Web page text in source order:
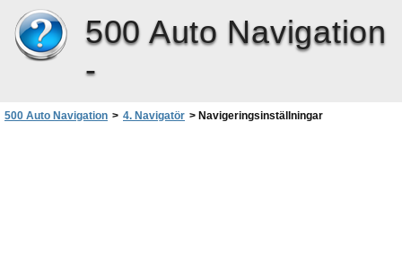
500 Auto Navigation
-
500 Auto Navigation > 4. Navigatör > Navigeringsinställningar